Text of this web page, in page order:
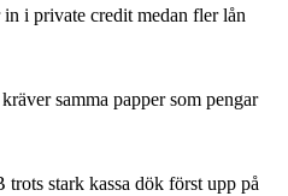
i private credit medan fler lån
samma papper som pengar
stark kassa dök först upp på